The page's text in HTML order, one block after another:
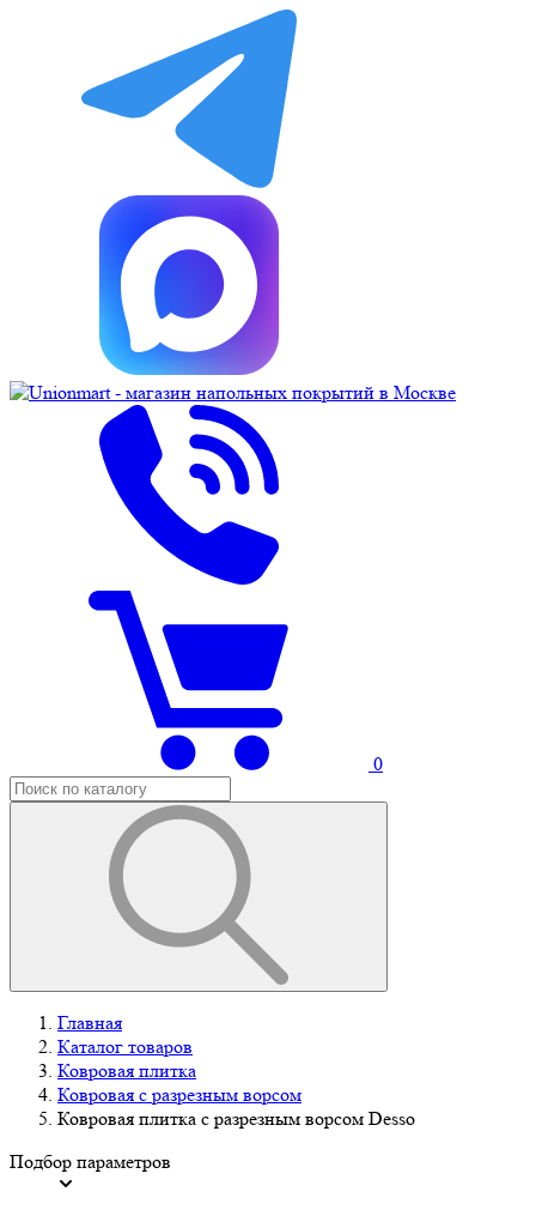
0
Главная
Каталог товаров
Ковровая плитка
Ковровая с разрезным ворсом
Ковровая плитка с разрезным ворсом Desso
Подбор параметров